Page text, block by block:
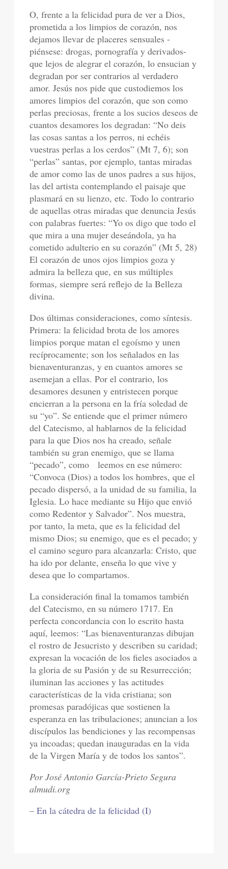
O, frente a la felicidad pura de ver a Dios,
prometida a los limpios de corazón, nos
dejamos llevar de placeres sensuales -
piénsese: drogas, pornografía y derivados-
que lejos de alegrar el corazón, lo ensucian y
degradan por ser contrarios al verdadero
amor. Jesús nos pide que custodiemos los
amores limpios del corazón, que son como
perlas preciosas, frente a los sucios deseos de
cuantos desamores los degradan: “No deis
las cosas santas a los perros, ni echéis
vuestras perlas a los cerdos” (Mt 7, 6); son
“perlas” santas, por ejemplo, tantas miradas
de amor como las de unos padres a sus hijos,
las del artista contemplando el paisaje que
plasmará en su lienzo, etc. Todo lo contrario
de aquellas otras miradas que denuncia Jesús
con palabras fuertes: “Yo os digo que todo el
que mira a una mujer deseándola, ya ha
cometido adulterio en su corazón” (Mt 5, 28)
El corazón de unos ojos limpios goza y
admira la belleza que, en sus múltiples
formas, siempre será reflejo de la Belleza
divina.
Dos últimas consideraciones, como síntesis.
Primera: la felicidad brota de los amores
limpios porque matan el egoísmo y unen
recíprocamente; son los señalados en las
bienaventuranzas, y en cuantos amores se
asemejan a ellas. Por el contrario, los
desamores desunen y entristecen porque
encierran a la persona en la fría soledad de
su “yo”. Se entiende que el primer número
del Catecismo, al hablarnos de la felicidad
para la que Dios nos ha creado, señale
también su gran enemigo, que se llama
“pecado”, como leemos en ese número:
“Convoca (Dios) a todos los hombres, que el
pecado dispersó, a la unidad de su familia, la
Iglesia. Lo hace mediante su Hijo que envió
como Redentor y Salvador”. Nos muestra,
por tanto, la meta, que es la felicidad del
mismo Dios; su enemigo, que es el pecado; y
el camino seguro para alcanzarla: Cristo, que
ha ido por delante, enseña lo que vive y
desea que lo compartamos.
La consideración final la tomamos también
del Catecismo, en su número 1717. En
perfecta concordancia con lo escrito hasta
aquí, leemos: “Las bienaventuranzas dibujan
el rostro de Jesucristo y describen su caridad;
expresan la vocación de los fieles asociados a
la gloria de su Pasión y de su Resurrección;
iluminan las acciones y las actitudes
características de la vida cristiana; son
promesas paradójicas que sostienen la
esperanza en las tribulaciones; anuncian a los
discípulos las bendiciones y las recompensas
ya incoadas; quedan inauguradas en la vida
de la Virgen María y de todos los santos”.
Por José Antonio García-Prieto Segura
almudi.org
–En la cátedra de la felicidad (I)